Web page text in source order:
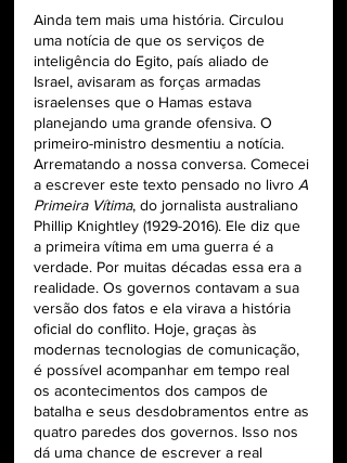
Ainda tem mais uma história. Circulou
uma notícia de que os serviços de
inteligência do Egito, país aliado de
Israel, avisaram as forças armadas
israelenses que o Hamas estava
planejando uma grande ofensiva. O
primeiro-ministro desmentiu a notícia.
Arrematando a nossa conversa. Comecei
a escrever este texto pensado no livro A
Primeira Vítima, do jornalista australiano
Phillip Knightley (1929-2016). Ele diz que
a primeira vítima em uma guerra é a
verdade. Por muitas décadas essa era a
realidade. Os governos contavam a sua
versão dos fatos e ela virava a história
oficial do conflito. Hoje, graças às
modernas tecnologias de comunicação,
é possível acompanhar em tempo real
os acontecimentos dos campos de
batalha e seus desdobramentos entre as
quatro paredes dos governos. Isso nos
dá uma chance de escrever a real